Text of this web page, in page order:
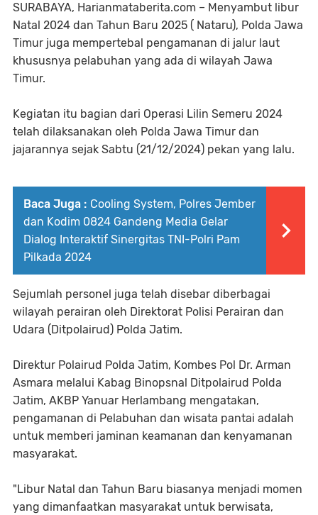
SURABAYA, Harianmataberita.com – Menyambut libur
Natal 2024 dan Tahun Baru 2025 ( Nataru), Polda Jawa
Timur juga mempertebal pengamanan di jalur laut
khususnya pelabuhan yang ada di wilayah Jawa
Timur.
Kegiatan itu bagian dari Operasi Lilin Semeru 2024
telah dilaksanakan oleh Polda Jawa Timur dan
jajarannya sejak Sabtu (21/12/2024) pekan yang lalu.
Baca Juga : Cooling System, Polres Jember
dan Kodim 0824 Gandeng Media Gelar
Dialog Interaktif Sinergitas TNI-Polri Pam
Pilkada 2024
Sejumlah personel juga telah disebar diberbagai
wilayah perairan oleh Direktorat Polisi Perairan dan
Udara (Ditpolairud) Polda Jatim.
Direktur Polairud Polda Jatim, Kombes Pol Dr. Arman
Asmara melalui Kabag Binopsnal Ditpolairud Polda
Jatim, AKBP Yanuar Herlambang mengatakan,
pengamanan di Pelabuhan dan wisata pantai adalah
untuk memberi jaminan keamanan dan kenyamanan
masyarakat.
"Libur Natal dan Tahun Baru biasanya menjadi momen
yang dimanfaatkan masyarakat untuk berwisata,